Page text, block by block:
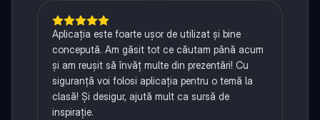
Aplicația este foarte ușor de utilizat și bine
concepută. Am găsit tot ce căutam până acum
și am reușit să învăț multe din prezentări! Cu
siguranță voi folosi aplicația pentru o temă la
clasă! Și desigur, ajută mult ca sursă de
inspirație.